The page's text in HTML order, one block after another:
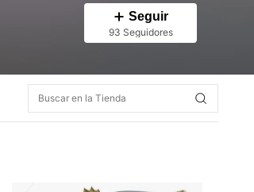
Seguir
93 Seguidores